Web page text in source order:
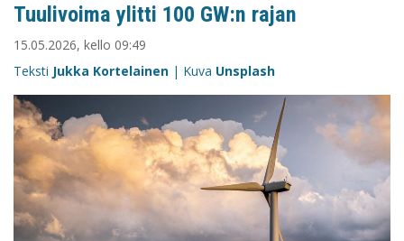
Tuulivoima ylitti 100 GW:n rajan
15.05.2026, kello 09:49
Teksti Jukka Kortelainen | Kuva Unsplash